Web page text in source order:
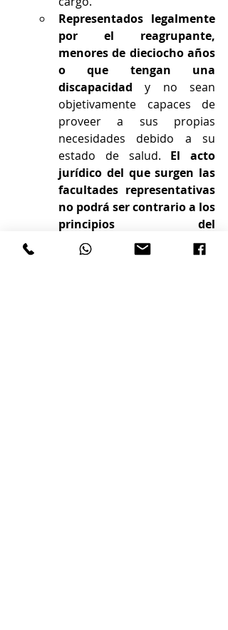
Representados legalmente
por el reagrupante,
menores de dieciocho años
o que tengan una
discapacidad y no sean
objetivamente capaces de
proveer a sus propias
necesidades debido a su
estado de salud. El acto
jurídico del que surgen las
facultades representativas
no podrá ser contrario a los
principios del
ordenamiento español.
Ascendiente en primer